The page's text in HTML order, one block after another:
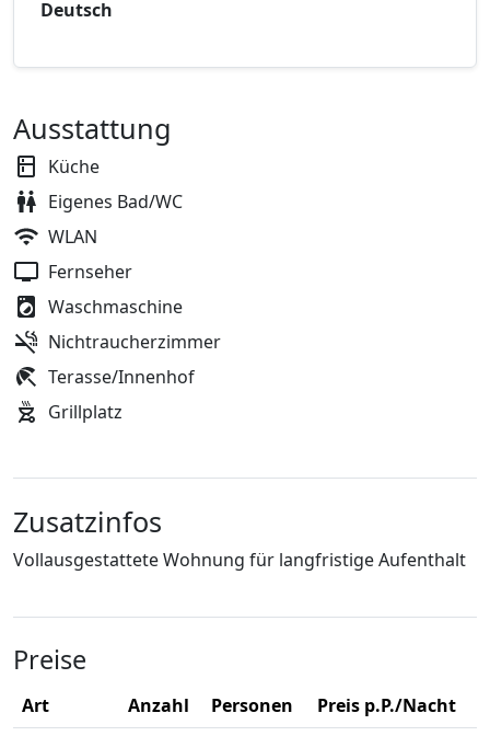
Deutsch
Ausstattung
Küche
Eigenes Bad/WC
WLAN
Fernseher
Waschmaschine
Nichtraucherzimmer
Terasse/Innenhof
Grillplatz
Zusatzinfos
Vollausgestattete Wohnung für langfristige Aufenthalt
Preise
Art Anzahl Personen
Preis p.P./Nacht